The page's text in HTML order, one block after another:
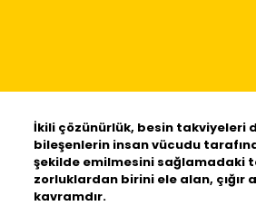
İkili çözünürlük, besin takviyeleri
bileşenlerin insan vücudu
şekilde emilmesini sağlamadaki
zorluklardan birini ele alan, çığır
kavramdır.